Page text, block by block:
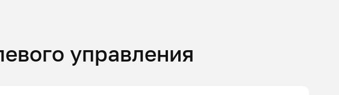
управления